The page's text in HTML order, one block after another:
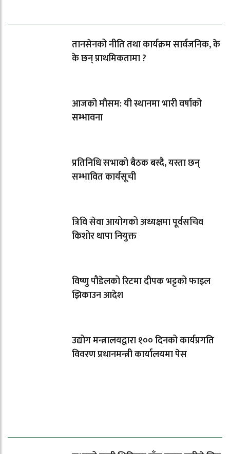
तानसेनको नीति तथा कार्यक्रम सार्वजनिक, के
के छन् प्राथमिकतामा ?
आजको मौसम: यी स्थानमा भारी वर्षाको
सम्भावना
प्रतिनिधि सभाको बैठक बस्दै, यस्ता छन्
सम्भावित कार्यसूची
त्रिवि सेवा आयोगको अध्यक्षमा पूर्वसचिव
किशोर थापा नियुक्त
विष्णु पौडेलको रिटमा दीपक भट्टको फाइल
झिकाउन आदेश
उद्योग मन्त्रालयद्वारा १०० दिनको कार्यप्रगति
विवरण प्रधानमन्त्री कार्यालयमा पेस